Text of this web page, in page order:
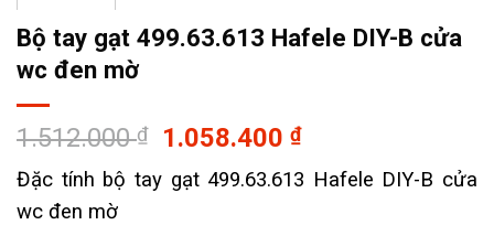
Bộ tay gạt 499.63.613 Hafele DIY-B cửa
wc đen mờ
1.512.000₫
Giá
là:
1.058.400₫Giá
hiện
tại
Đặc tính bộ tay gạt 499.63.613 Hafele DIY-B cửa
wc đen mờ